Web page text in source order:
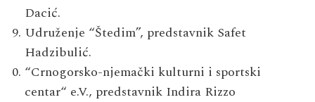
Dacić.
Udruženje “Štedim”, predstavnik Safet
Hadzibulić.
“Crnogorsko-njemački kulturni i sportski
centar“ e.V., predstavnik Indira Rizzo